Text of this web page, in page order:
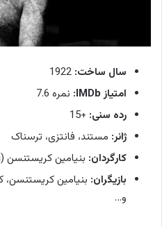
سال ساخت:
امتیاز IMDb:
نمره 7.6
رده سنی: +15
ژانر: مستند، فانتزی، ترسناک
کارگردان: بنیامین کریستنسن (Benjamin Christensen)
بازیگران: بنیامین کریستنسن،
و…